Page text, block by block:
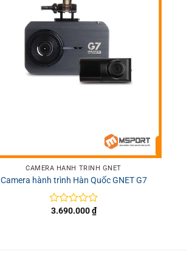
CAMERA HÀNH TRÌNH GNET
Camera hành trình Hàn Quốc GNET G7
Được
3.690.000₫